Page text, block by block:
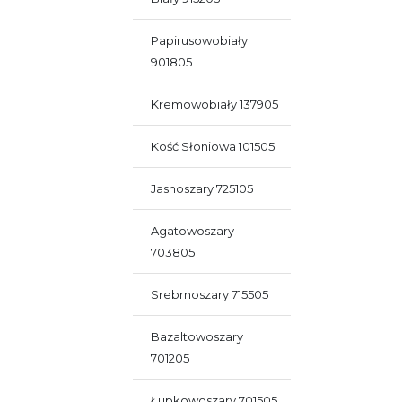
Papirusowobiały
901805
Kremowobiały 137905
Kość Słoniowa 101505
Jasnoszary 725105
Agatowoszary
703805
Srebrnoszary 715505
Bazaltowoszary
701205